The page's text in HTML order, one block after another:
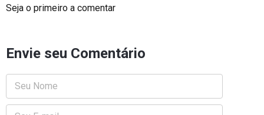
Seja o primeiro a comentar
Envie seu Comentário